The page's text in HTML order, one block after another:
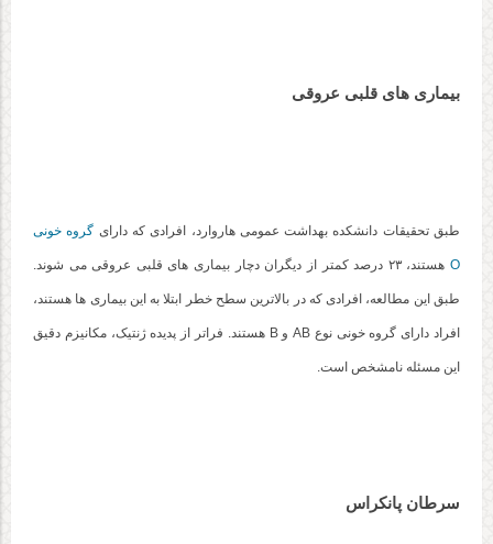
بیماری های قلبی عروقی
طبق تحقیقات دانشکده بهداشت عمومی هاروارد، افرادی که دارای گروه خونی
O هستند، ۲۳ درصد کمتر از دیگران دچار بیماری های قلبی عروقی می شوند.
طبق این مطالعه، افرادی که در بالاترین سطح خطر ابتلا به این بیماری ها هستند،
افراد دارای گروه خونی نوع AB و B هستند. فراتر از پدیده ژنتیک، مکانیزم دقیق
این مسئله نامشخص است.
سرطان پانکراس